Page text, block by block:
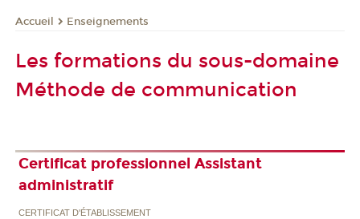
Accueil Enseignements
Les formations du sous-domaine
Méthode de communication
Certificat professionnel Assistant
administratif
CERTIFICAT D'ÉTABLISSEMENT